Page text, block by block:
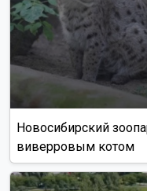
Новосибирский
виверровым котом